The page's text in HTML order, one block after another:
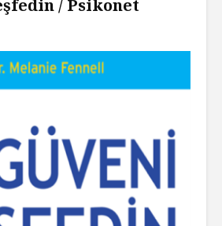
/ Psikonet